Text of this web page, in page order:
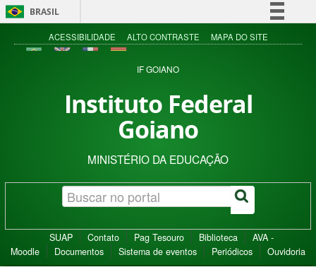
BRASIL
Simplifique!
Acesso à informação
ACESSIBILIDADE ALTO CONTRASTE MAPA DO SITE
IF GOIANO
Instituto Federal
Goiano
MINISTÉRIO DA EDUCAÇÃO
SUAP Contato Pag Tesouro Biblioteca
AVA -
Moodle
Documentos Sistema de eventos Periódicos Ouvidoria